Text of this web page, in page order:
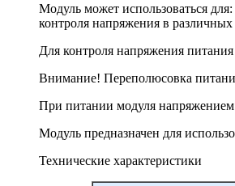
Модуль может использоваться
контроля напряжения в
Для контроля напряжения
Внимание! Переполюсовка
При питании модуля напряжением
Модуль предназначен для
Технические характеристики